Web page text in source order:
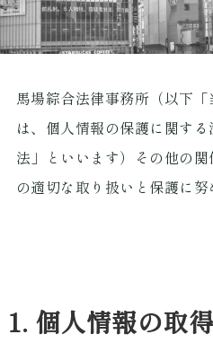
馬場綜合法律事務所（以下「
は、個人情報の保護に関す
法」といいます）その他の
の適切な取り扱いと保護に努
1. 個人情報の取得